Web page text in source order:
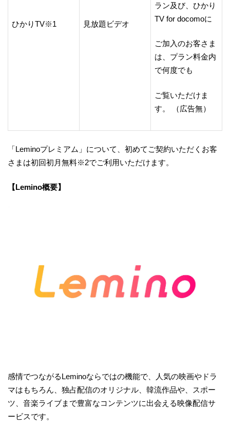
ひかりTV※1 見放題ビデオ
ラン及び、ひかり
TV for docomoに
ご加入のお客さま
は、プラン料金内
で何度でも
ご覧いただけま
す。 （広告無）
「Leminoプレミアム」について、初めてご契約いただくお客
さまは初回初月無料※2でご利用いただけます。
【Lemino概要】
感情でつながるLeminoならではの機能で、人気の映画やドラ
マはもちろん、独占配信のオリジナル、韓流作品や、スポー
ツ、音楽ライブまで豊富なコンテンツに出会える映像配信サ
ービスです。